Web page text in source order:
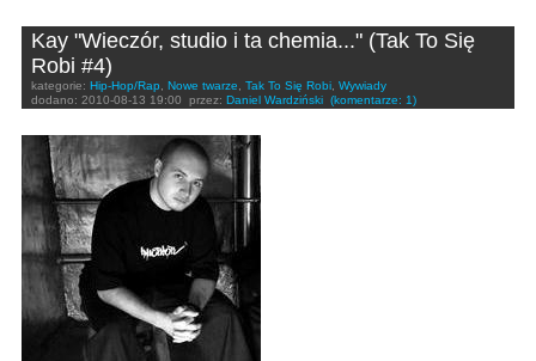
Kay "Wieczór, studio i ta chemia..." (Tak To Się
Robi #4)
kategorie: Hip-Hop/Rap Nowe twarze Tak To Się Robi Wywiady
dodano: 2010-08-13 19:00 przez: Daniel Wardziński (komentarze: 1)